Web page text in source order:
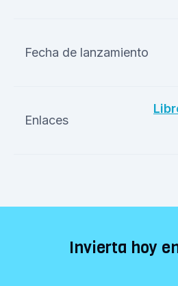
Fecha de lanzamiento
Enlaces
Invierta hoy